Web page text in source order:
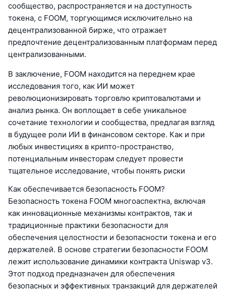
сообщество, распространяется и на доступность
токена, с FOOM, торгующимся исключительно на
децентрализованной бирже, что отражает
предпочтение децентрализованным платформам перед
централизованными.
В заключение, FOOM находится на переднем крае
исследования того, как ИИ может
революционизировать торговлю криптовалютами и
анализ рынка. Он воплощает в себе уникальное
сочетание технологии и сообщества, предлагая взгляд
в будущее роли ИИ в финансовом секторе. Как и при
любых инвестициях в крипто-пространство,
потенциальным инвесторам следует провести
тщательное исследование, чтобы понять риски
Как обеспечивается безопасность FOOM?
Безопасность токена FOOM многоаспектна, включая
как инновационные механизмы контрактов, так и
традиционные практики безопасности для
обеспечения целостности и безопасности токена и его
держателей. В основе стратегии безопасности FOOM
лежит использование динамики контракта Uniswap v3.
Этот подход предназначен для обеспечения
безопасных и эффективных транзакций для держателей